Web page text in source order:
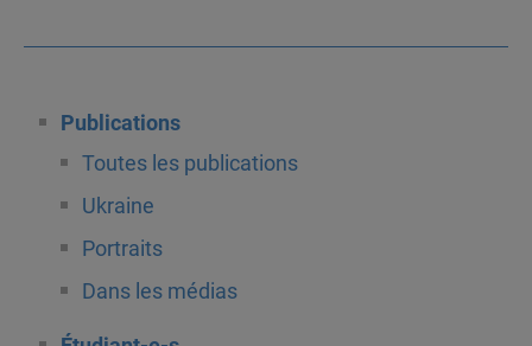
Publications
Toutes les publications
Ukraine
Portraits
Dans les médias